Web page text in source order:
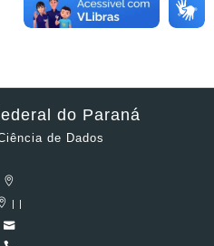
do Paraná
de Dados